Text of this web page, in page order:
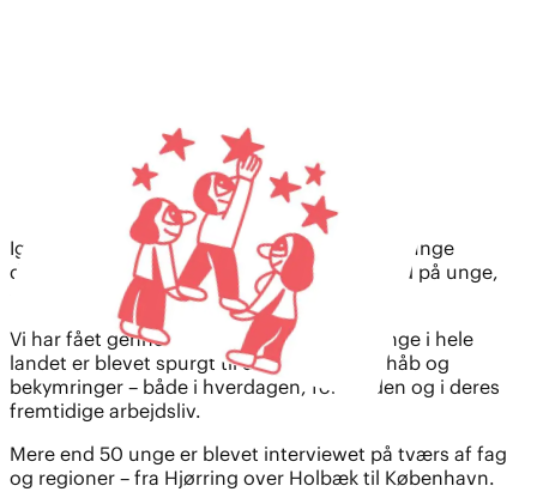
Igen i år har Tuborgfondet undersøgt, hvad unge
drømmer om. Denne gang har vi zoomet ind på unge,
som er i gang med en erhvervsuddannelse.
Vi har fået gennemført en analyse, hvor unge i hele
landet er blevet spurgt til deres drømme, håb og
bekymringer – både i hverdagen, for verden og i deres
fremtidige arbejdsliv.
Mere end 50 unge er blevet interviewet på tværs af fag
og regioner – fra Hjørring over Holbæk til København.